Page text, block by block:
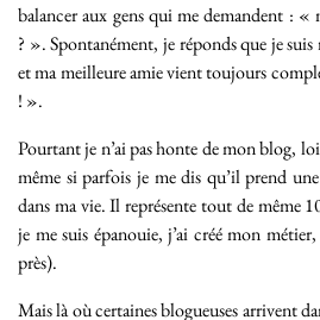
balancer aux gens qui me demandent :
? ». Spontanément, je réponds que je
et ma meilleure amie vient toujours
! ».
Pourtant je n’ai pas honte de mon blog,
même si parfois je me dis qu’il prend
dans ma vie. Il représente tout de même
je me suis épanouie, j’ai créé mon
près).
Mais là où certaines blogueuses arrivent